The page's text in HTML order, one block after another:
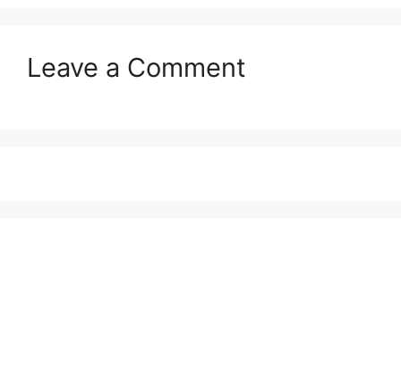
Leave a Comment